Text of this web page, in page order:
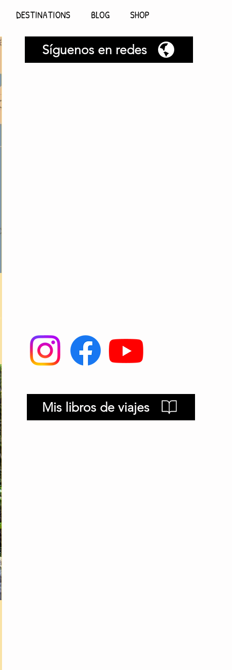
DESTINATIONS BLOG SHOP
Síguenos en redes
Mis libros de viajes